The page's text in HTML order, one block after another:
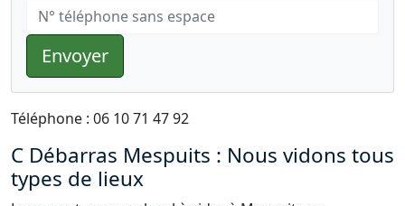
Envoyer
Téléphone : 06 10 71 47 92
C Débarras Mespuits : Nous vidons tous
types de lieux